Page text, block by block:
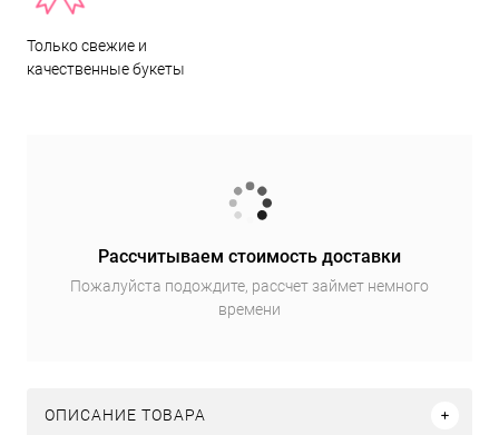
Только свежие и
качественные букеты
Рассчитываем стоимость доставки
Пожалуйста подождите, рассчет займет немного
времени
ОПИСАНИЕ ТОВАРА